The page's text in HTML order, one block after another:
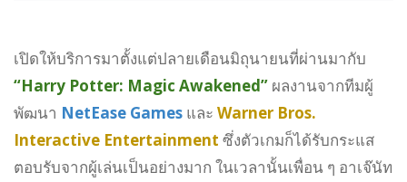
เปิดให้บริการมาตั้งแต่ปลายเดือนมิถุนายนที่ผ่านมากับ
“Harry Potter: Magic Awakened” ผลงานจากทีมผู้
พัฒนา NetEase Games และ Warner Bros.
Interactive Entertainment ซึ่งตัวเกมก็ได้รับกระแส
ตอบรับจากผู้เล่นเป็นอย่างมาก ในเวลานั้นเพื่อน ๆ อาเจ๊นัท